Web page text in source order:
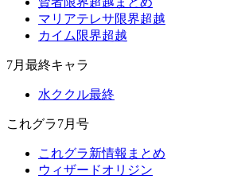
マリアテレサ限界超越
カイム限界超越
7月最終キャラ
水ククル最終
これグラ7月号
これグラ新情報まとめ
ウィザードオリジン